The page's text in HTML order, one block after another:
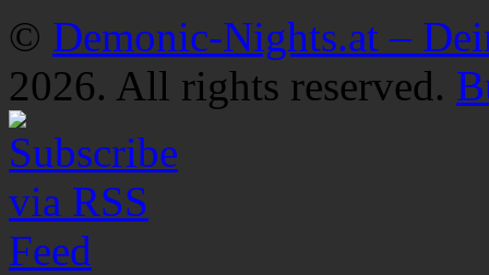
© Demonic-Nights.at –
2026. All rights reserved.